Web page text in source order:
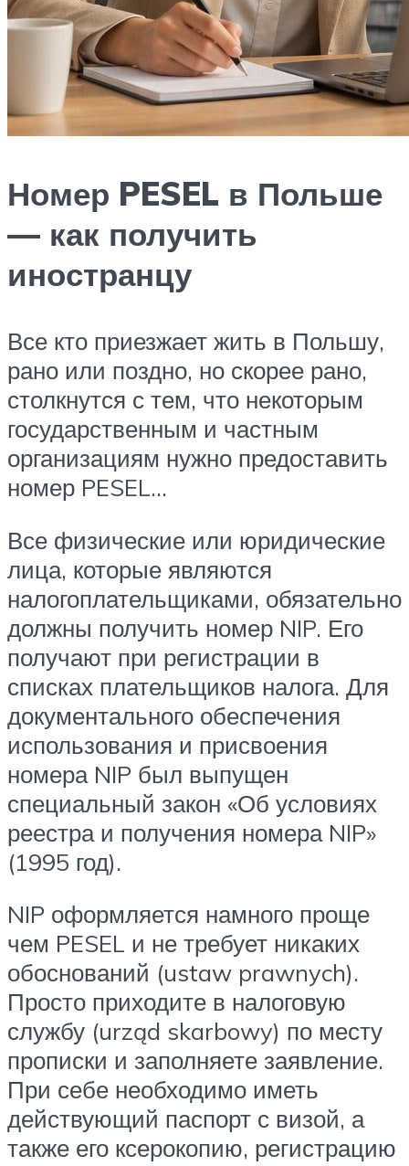
Номер PESEL в Польше
— как получить
иностранцу
Все кто приезжает жить в Польшу,
рано или поздно, но скорее рано,
столкнутся с тем, что некоторым
государственным и частным
организациям нужно предоставить
номер PESEL…
Все физические или юридические
лица, которые являются
налогоплательщиками, обязательно
должны получить номер NIP. Его
получают при регистрации в
списках плательщиков налога. Для
документального обеспечения
использования и присвоения
номера NIP был выпущен
специальный закон «Об условиях
реестра и получения номера NIP»
(1995 год).
NIP оформляется намного проще
чем PESEL и не требует никаких
обоснований (ustaw prawnych).
Просто приходите в налоговую
службу (urząd skarbowy) по месту
прописки и заполняете заявление.
При себе необходимо иметь
действующий паспорт с визой, а
также его ксерокопию, регистрацию